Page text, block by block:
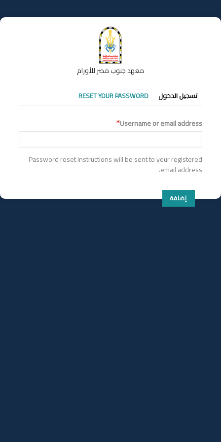
إلى
المحتوى
معهد جنوب مصر للأورام
التبويبات
الأساسية
تسجيل الدخول RESET YOUR PASSWORD
Username or email address
Password reset instructions will be sent to your registered
email address.